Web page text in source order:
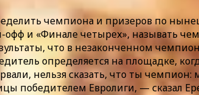
чемпиона и призеров по
офф и «Финале четырех», называть
что в незаконченном
определяется на площадке,
нельзя сказать, что ты
победителем Евролиги, —